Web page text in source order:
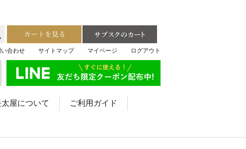
い合わせ サイトマップ マイページ ログアウト
屋について
ご利用ガイド